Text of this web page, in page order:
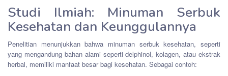
Studi Ilmiah: Minuman Serbuk
Kesehatan dan Keunggulannya
Penelitian menunjukkan bahwa minuman serbuk kesehatan, seperti
yang mengandung bahan alami seperti delphinol, kolagen, atau ekstrak
herbal, memiliki manfaat besar bagi kesehatan. Sebagai contoh: